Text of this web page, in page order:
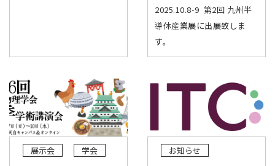
2025.10.8-9 第2回 九州半
導体産業展に出展致しま
す。
展示会 学会 お知らせ